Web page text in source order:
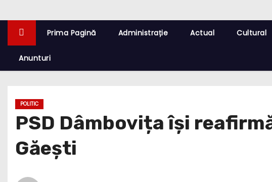
Prima Pagină Administrație Actual Cultural
Anunturi
POLITIC
PSD Dâmbovița își
Găești